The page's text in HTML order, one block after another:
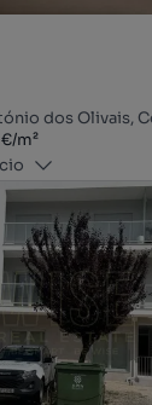
dos Olivais,
/m²